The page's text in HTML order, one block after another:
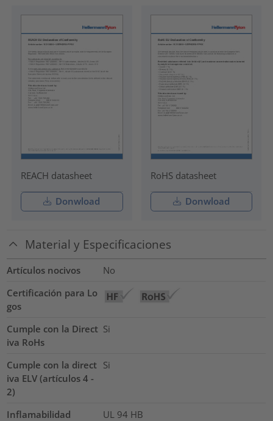
REACH datasheet
Donwload
RoHS datasheet
Donwload
Material y Especificaciones
Artículos nocivos
No
Certificación para Lo
gos
Cumple con la Direct
iva RoHs
Si
Cumple con la direct
iva ELV (artículos 4 -
2)
Si
Inflamabilidad
UL 94 HB